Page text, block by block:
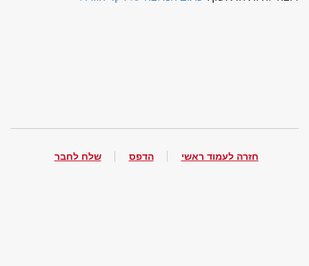
חזרה לעמוד ראשי הדפס שלח לחבר